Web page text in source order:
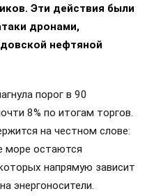
Эти действия были
дронами,
нефтяной
порог в 90
8% по итогам торгов.
на честном слове:
море остаются
напрямую зависит
энергоносители.